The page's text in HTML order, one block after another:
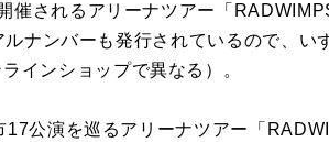
催されるアリーナツアー「
ナンバーも発行されているので、い
インショップで異なる）。
公演を巡るアリーナツアー「